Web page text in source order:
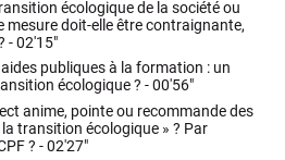
écologique de la société ou
mesure doit-elle être contraignante,
-02'15"
publiques à la formation : un
écologique ? -00'56"
anime, pointe ou recommande des
transition écologique » ? Par
? -02'27"